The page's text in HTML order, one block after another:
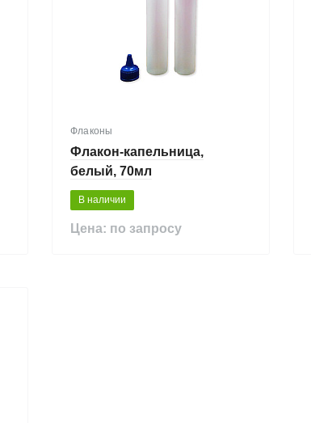
Флаконы
Флакон-капельница,
белый, 70мл
В наличии
Цена: по запросу